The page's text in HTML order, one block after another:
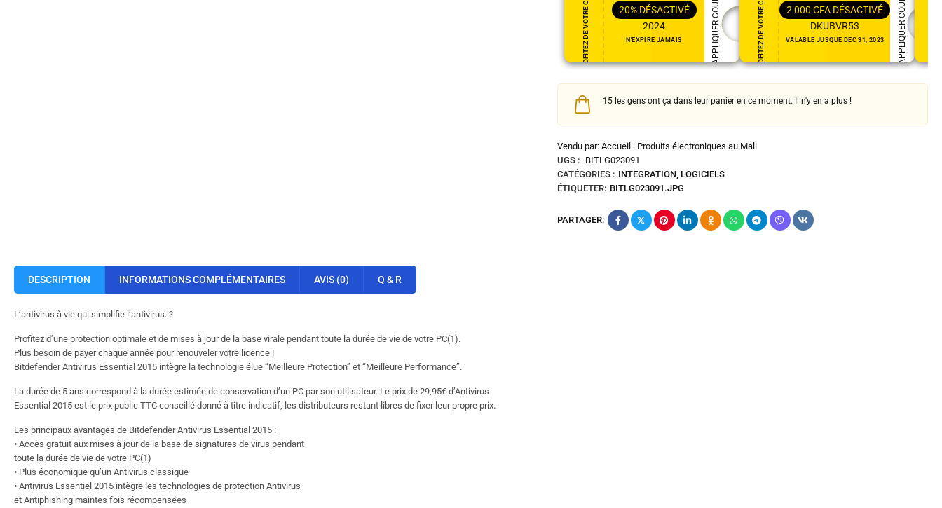
PROFITEZ DE VOTRE CADEAU 20% DÉSACTIVÉ
2024
N'EXPIRE JAMAIS APPLIQUER COUPON PROFITEZ DE VOTRE CADEAU 2 000CFA DÉSACTIVÉ
DKUBVR53
VALABLE JUSQUE DEC 31, 2023 APPLIQUER COUPON
15 les gens ont ça dans leur panier en ce moment. Il n'y en a plus !
Vendu par: Accueil | Produits électroniques au Mali
UGS :
BITLG023091
CATÉGORIES : INTEGRATION, LOGICIELS
ÉTIQUETER: BITLG023091.JPG
PARTAGER:
DESCRIPTION INFORMATIONS COMPLÉMENTAIRES AVIS (0) Q & R
L’antivirus à vie qui simplifie l’antivirus. ?
Profitez d’une protection optimale et de mises à jour de la base virale pendant toute la durée de vie de votre PC(1).
Plus besoin de payer chaque année pour renouveler votre licence !
Bitdefender Antivirus Essential 2015 intègre la technologie élue “Meilleure Protection” et “Meilleure Performance”.
La durée de 5 ans correspond à la durée estimée de conservation d’un PC par son utilisateur. Le prix de 29,95€ d’Antivirus
Essential 2015 est le prix public TTC conseillé donné à titre indicatif, les distributeurs restant libres de fixer leur propre prix.
Les principaux avantages de Bitdefender Antivirus Essential 2015 :
• Accès gratuit aux mises à jour de la base de signatures de virus pendant
toute la durée de vie de votre PC(1)
• Plus économique qu’un Antivirus classique
• Antivirus Essentiel 2015 intègre les technologies de protection Antivirus
et Antiphishing maintes fois récompensées